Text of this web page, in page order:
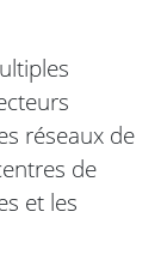
réseaux de
de
et les